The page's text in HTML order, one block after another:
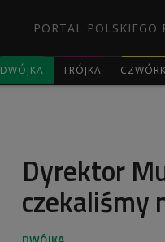
PORTAL POLSKIEGO
DWÓJKA TRÓJKA
Dyrektor
czekaliśmy